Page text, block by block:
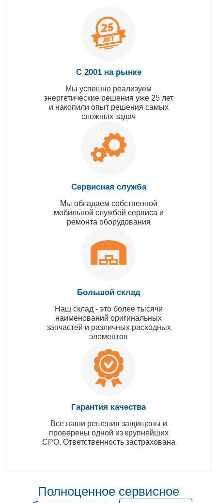
С 2001 на рынке
Мы успешно реализуем
энергетические решения уже 25 лет
и накопили опыт решения самых
сложных задач
Сервисная служба
Мы обладаем собственной
мобильной службой сервиса и
ремонта оборудования
Большой склад
Наш склад - это более тысячи
наименований оригинальных
запчастей и различных расходных
элементов
Гарантия качества
Все наши решения защищены и
проверены одной из крупнейших
СРО. Ответственность застрахована
Полноценное сервисное